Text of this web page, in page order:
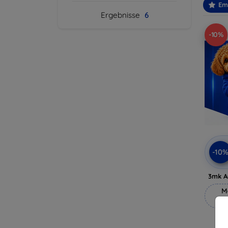
Ergebnisse 6
-10%
-10%
3mk